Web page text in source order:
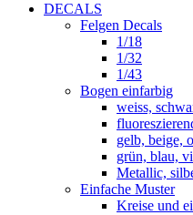
DECALS
Felgen Decals
1/18
1/32
1/43
Bogen einfarbig
weiss,
gelb, beige,
grün, blau,
Metallic,
Einfache Muster
Kreise und